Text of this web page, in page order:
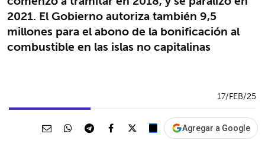
2021. ​El Gobierno autoriza también 9,5
millones para el abono de la bonificación al
combustible en las islas no capitalinas
17/FEB/25
Agregar a Google